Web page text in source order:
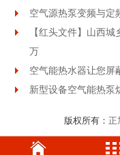
空气源热泵变频与定
【红头文件】山西
万
空气能热水器让您屏
新型设备空气能热泵
版权所有： 正